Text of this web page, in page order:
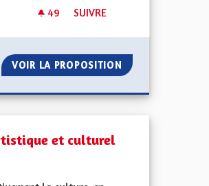
SCRUTINS DÉPARTEMENTAUX ET
SYNTHÈSE DES SCRUTINS
49 49 ABONNÉS
SUIVRE
VOIR LA PROPOSITION A QUOI BON
et culturel